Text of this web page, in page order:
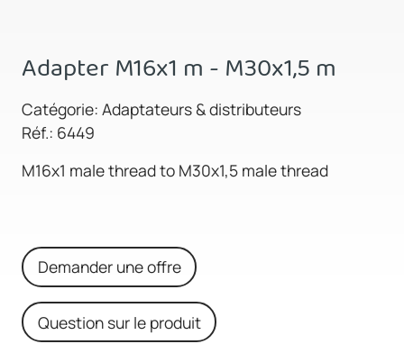
Adapter M16x1 m - M30x1,5 m
Catégorie: Adaptateurs & distributeurs
Réf.: 6449
M16x1 male thread to M30x1,5 male thread
Demander une offre
Question sur le produit